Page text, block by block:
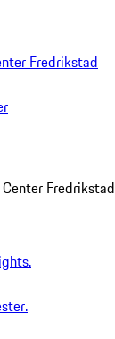
Fredrikstad
Center Fredrikstad